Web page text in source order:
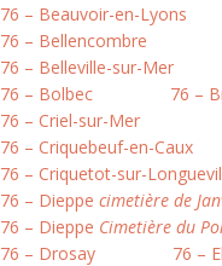
76 – Beauvoir-en-Lyons
76 – Bellencombre
76 – Belleville-sur-Mer
76 – Bolbec
76 –
76 – Criel-sur-Mer
76 – Criquebeuf-en-Caux
76 – Criquetot-sur-
76 – Dieppe cimetière de
76 – Dieppe Cimetière du
76 – Drosay
76 –